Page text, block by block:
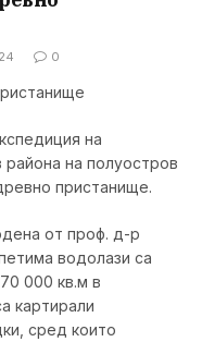
0
на
на полуостров
пристанище.
от проф. д-р
водолази са
000 кв.м в
картирали
сред които